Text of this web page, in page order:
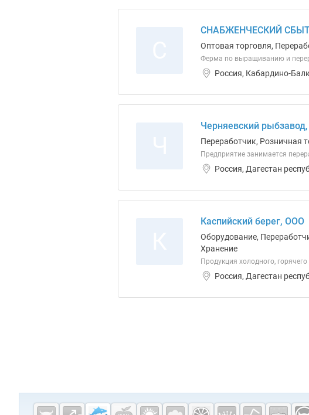
СНАБЖЕНЧЕСКИЙ
Оптовая торговля,
Ферма по выращиванию и
Россия, Кабардино-
Черняевский
Переработчик, Розничная
Предприятие занимается
Россия, Дагестан
Каспийский берег, ООО
Оборудование,
Хранение
Продукция холодного,
Россия, Дагестан
Дополнительная информация
Cсылки на полезные проекты